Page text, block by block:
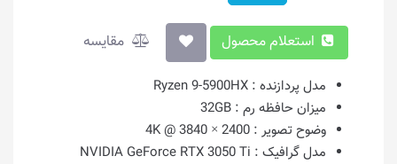
مقایسه
مدل پردازنده : Ryzen 9-5900HX
میزان حافظه رم : 32GB
وضوح تصویر : 2400 × 3840 @ 4K
مدل گرافیک : NVIDIA GeForce RTX 3050 Ti